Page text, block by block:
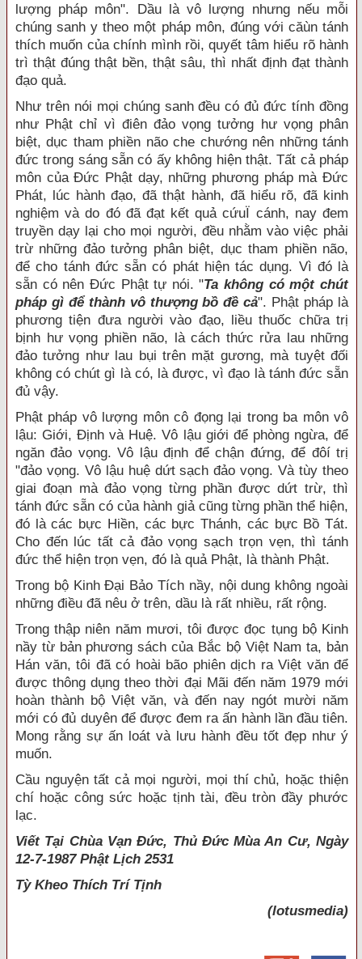
lượng pháp môn". Dầu là vô lượng nhưng nếu mỗi
chúng sanh y theo một pháp môn, đúng với căùn tánh
thích muốn của chính mình rồi, quyết tâm hiểu rõ hành
trì thật đúng thật bền, thật sâu, thì nhất định đạt thành
đạo quả.
Như trên nói mọi chúng sanh đều có đủ đức tính đồng
như Phật chỉ vì điên đảo vọng tưởng hư vọng phân
biệt, dục tham phiền não che chướng nên những tánh
đức trong sáng sẵn có ấy không hiện thật. Tất cả pháp
môn của Đức Phật dạy, những phương pháp mà Đức
Phát, lúc hành đạo, đã thật hành, đã hiểu rõ, đã kinh
nghiệm và do đó đã đạt kết quả cứuÏ cánh, nay đem
truyền dạy lại cho mọi người, đều nhằm vào việc phải
trừ những đảo tưởng phân biệt, dục tham phiền não,
để cho tánh đức sẵn có phát hiện tác dụng. Vì đó là
sẵn có nên Đức Phật tự nói. "Ta không có một chút
pháp gì để thành vô thượng bồ đề cả". Phật pháp là
phương tiện đưa người vào đạo, liều thuốc chữa trị
bịnh hư vọng phiền não, là cách thức rửa lau những
đảo tưởng như lau bụi trên mặt gương, mà tuyệt đối
không có chút gì là có, là được, vì đạo là tánh đức sẵn
đủ vậy.
Phật pháp vô lượng môn cô đọng lại trong ba môn vô
lậu: Giới, Định và Huệ. Vô lậu giới để phòng ngừa, để
ngăn đảo vọng. Vô lậu định để chận đứng, để đôí trị
"đảo vọng. Vô lậu huệ dứt sạch đảo vọng. Và tùy theo
giai đoạn mà đảo vọng từng phần được dứt trừ, thì
tánh đức sẵn có của hành giả cũng từng phần thể hiện,
đó là các bực Hiền, các bực Thánh, các bực Bồ Tát.
Cho đến lúc tất cả đảo vọng sạch trọn vẹn, thì tánh
đức thể hiện trọn vẹn, đó là quả Phật, là thành Phật.
Trong bộ Kinh Đại Bảo Tích nầy, nội dung không ngoài
những điều đã nêu ở trên, dầu là rất nhiều, rất rộng.
Trong thập niên năm mươi, tôi được đọc tụng bộ Kinh
nầy từ bản phương sách của Bắc bộ Việt Nam ta, bản
Hán văn, tôi đã có hoài bão phiên dịch ra Việt văn để
được thông dụng theo thời đại Mãi đến năm 1979 mới
hoàn thành bộ Việt văn, và đến nay ngót mười năm
mới có đủ duyên để được đem ra ấn hành lần đầu tiên.
Mong rằng sự ấn loát và lưu hành đều tốt đẹp như ý
muốn.
Cầu nguyện tất cả mọi người, mọi thí chủ, hoặc thiện
chí hoặc công sức hoặc tịnh tài, đều tròn đầy phước
lạc.
Viết Tại Chùa Vạn Đức, Thủ Đức Mùa An Cư, Ngày
12-7-1987 Phật Lịch 2531
Tỳ Kheo Thích Trí Tịnh
(lotusmedia)